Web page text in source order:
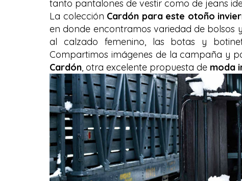
tanto pantalones de vestir como de jeans
La colección Cardón para este otoño
en donde encontramos variedad de bolsos
al calzado femenino, las botas y
Compartimos imágenes de la campaña y
Cardón , otra excelente propuesta de moda